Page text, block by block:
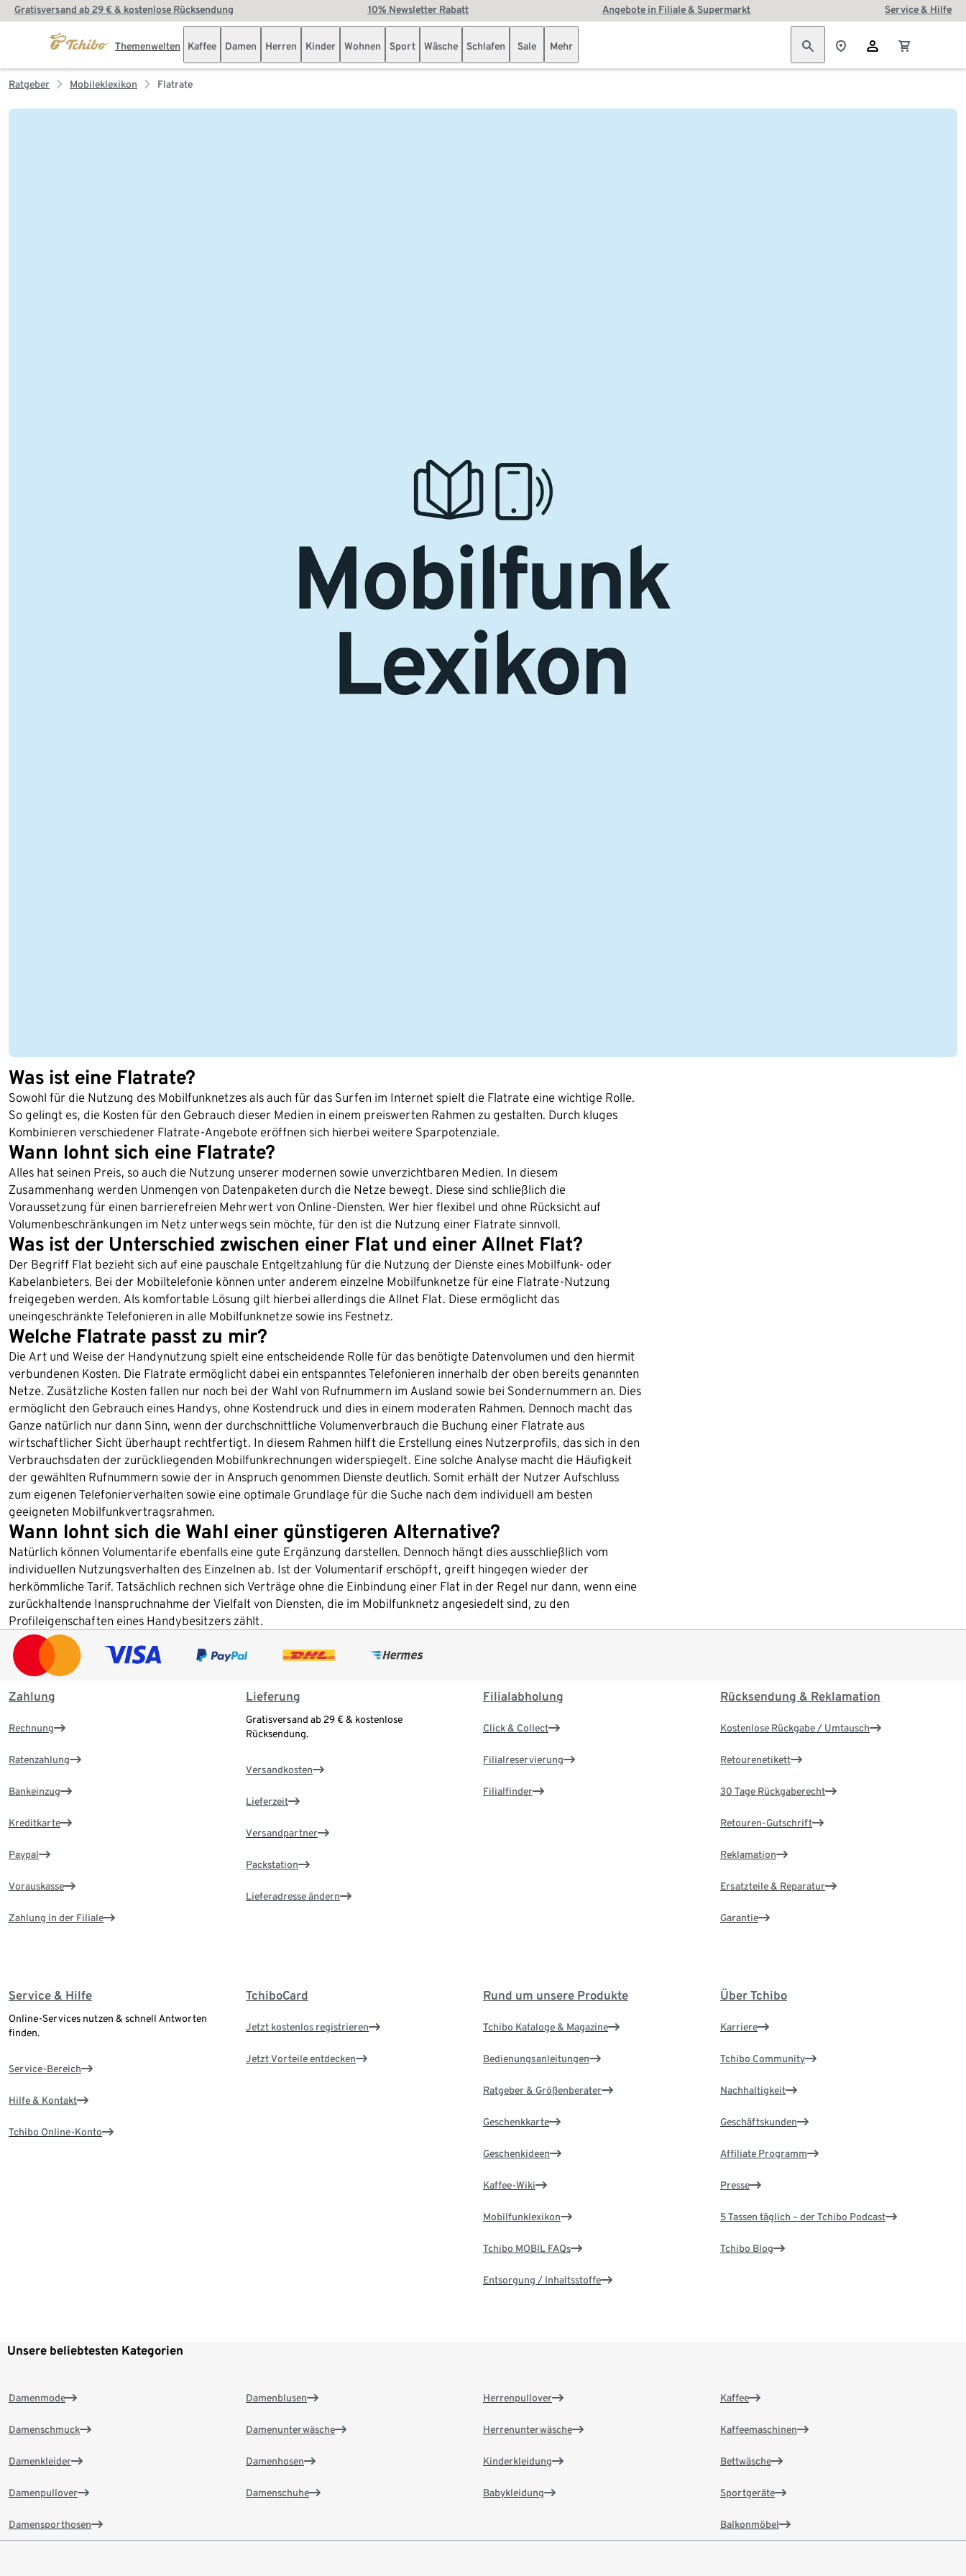
Gratisversand ab 29 € & kostenlose Rücksendung 10% Newsletter Rabatt Angebote in Filiale & Supermarkt Service & Hilfe
Themenwelten Kaffee Damen Herren Kinder Wohnen Sport Wäsche Schlafen Sale Mehr
Ratgeber Mobileklexikon Flatrate
Was ist eine Flatrate?
Sowohl für die Nutzung des Mobilfunknetzes als auch für das Surfen im Internet spielt die Flatrate eine wichtige Rolle.
So gelingt es, die Kosten für den Gebrauch dieser Medien in einem preiswerten Rahmen zu gestalten. Durch kluges
Kombinieren verschiedener Flatrate-Angebote eröffnen sich hierbei weitere Sparpotenziale.
Wann lohnt sich eine Flatrate?
Alles hat seinen Preis, so auch die Nutzung unserer modernen sowie unverzichtbaren Medien. In diesem
Zusammenhang werden Unmengen von Datenpaketen durch die Netze bewegt. Diese sind schließlich die
Voraussetzung für einen barrierefreien Mehrwert von Online-Diensten. Wer hier flexibel und ohne Rücksicht auf
Volumenbeschränkungen im Netz unterwegs sein möchte, für den ist die Nutzung einer Flatrate sinnvoll.
Was ist der Unterschied zwischen einer Flat und einer Allnet Flat?
Der Begriff Flat bezieht sich auf eine pauschale Entgeltzahlung für die Nutzung der Dienste eines Mobilfunk- oder
Kabelanbieters. Bei der Mobiltelefonie können unter anderem einzelne Mobilfunknetze für eine Flatrate-Nutzung
freigegeben werden. Als komfortable Lösung gilt hierbei allerdings die Allnet Flat. Diese ermöglicht das
uneingeschränkte Telefonieren in alle Mobilfunknetze sowie ins Festnetz.
Welche Flatrate passt zu mir?
Die Art und Weise der Handynutzung spielt eine entscheidende Rolle für das benötigte Datenvolumen und den hiermit
verbundenen Kosten. Die Flatrate ermöglicht dabei ein entspanntes Telefonieren innerhalb der oben bereits genannten
Netze. Zusätzliche Kosten fallen nur noch bei der Wahl von Rufnummern im Ausland sowie bei Sondernummern an. Dies
ermöglicht den Gebrauch eines Handys, ohne Kostendruck und dies in einem moderaten Rahmen. Dennoch macht das
Ganze natürlich nur dann Sinn, wenn der durchschnittliche Volumenverbrauch die Buchung einer Flatrate aus
wirtschaftlicher Sicht überhaupt rechtfertigt. In diesem Rahmen hilft die Erstellung eines Nutzerprofils, das sich in den
Verbrauchsdaten der zurückliegenden Mobilfunkrechnungen widerspiegelt. Eine solche Analyse macht die Häufigkeit
der gewählten Rufnummern sowie der in Anspruch genommen Dienste deutlich. Somit erhält der Nutzer Aufschluss
zum eigenen Telefonierverhalten sowie eine optimale Grundlage für die Suche nach dem individuell am besten
geeigneten Mobilfunkvertragsrahmen.
Wann lohnt sich die Wahl einer günstigeren Alternative?
Natürlich können Volumentarife ebenfalls eine gute Ergänzung darstellen. Dennoch hängt dies ausschließlich vom
individuellen Nutzungsverhalten des Einzelnen ab. Ist der Volumentarif erschöpft, greift hingegen wieder der
herkömmliche Tarif. Tatsächlich rechnen sich Verträge ohne die Einbindung einer Flat in der Regel nur dann, wenn eine
zurückhaltende Inanspruchnahme der Vielfalt von Diensten, die im Mobilfunknetz angesiedelt sind, zu den
Profileigenschaften eines Handybesitzers zählt.
Zahlung
Rechnung
Ratenzahlung
Bankeinzug
Kreditkarte
Paypal
Vorauskasse
Zahlung in der Filiale
Lieferung
Gratisversand ab 29 € & kostenlose
Rücksendung.
Versandkosten
Lieferzeit
Versandpartner
Packstation
Lieferadresse ändern
Filialabholung
Click & Collect
Filialreservierung
Filialfinder
Rücksendung & Reklamation
Kostenlose Rückgabe / Umtausch
Retourenetikett
30 Tage Rückgaberecht
Retouren-Gutschrift
Reklamation
Ersatzteile & Reparatur
Garantie
Service & Hilfe
Online-Services nutzen & schnell Antworten
finden.
Service-Bereich
Hilfe & Kontakt
Tchibo Online-Konto
TchiboCard
Jetzt kostenlos registrieren
Jetzt Vorteile entdecken
Rund um unsere Produkte
Tchibo Kataloge & Magazine
Bedienungsanleitungen
Ratgeber & Größenberater
Geschenkkarte
Geschenkideen
Kaffee-Wiki
Mobilfunklexikon
Tchibo MOBIL FAQs
Entsorgung / Inhaltsstoffe
Über Tchibo
Karriere
Tchibo Community
Nachhaltigkeit
Geschäftskunden
Affiliate Programm
Presse
5 Tassen täglich – der Tchibo Podcast
Tchibo Blog
Unsere beliebtesten Kategorien
Damenmode
Damenschmuck
Damenkleider
Damenpullover
Damensporthosen
Damenblusen
Damenunterwäsche
Damenhosen
Damenschuhe
Herrenpullover
Herrenunterwäsche
Kinderkleidung
Babykleidung
Kaffee
Kaffeemaschinen
Bettwäsche
Sportgeräte
Balkonmöbel